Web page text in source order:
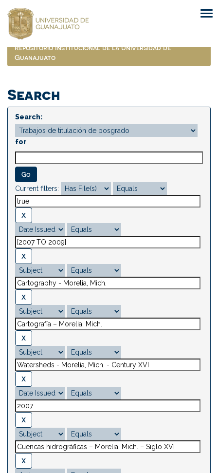
navigation
Repositorio Institucional de la Universidad de
Guanajuato
Search
Search:
for
Current filters: